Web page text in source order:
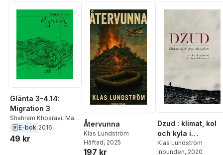
Glänta 3-4.14:
Migration 3
Shahram Khosravi, Mara
Lee,Khashayar
Naderehvandi
E-bok 2016
49 kr
Återvunna
Klas Lundström
Häftad, 2025
197 kr
Dzud : klimat, kol
och kyla i
Mongoliet
Klas Lundström
Inbunden, 2020